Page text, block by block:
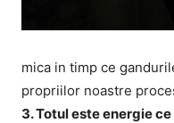
mica in timp ce
propriilor noastre
3. Totul este energie